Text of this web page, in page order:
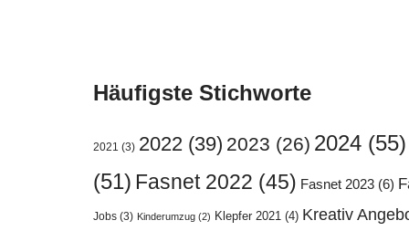
Häufigste Stichworte
2021 (3) 2022 (39) 2023 (26) 2024 (55)
(51) Fasnet 2022 (45) Fasnet 2023 (6)
Jobs (3) Kinderumzug (2) Klepfer 2021 (4) Kreativ